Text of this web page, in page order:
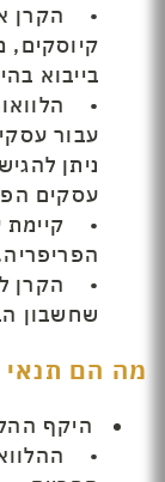
• הקרן
קיוסקים,
בייבוא
•
עבור
ניתן
עסקים
• קיימת
• הקרן
שחשבון
מה הם תנאי
היקף
•